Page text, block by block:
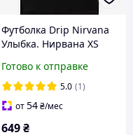
Футболка Drip Nirvana
Улыбка. Нирвана XS
Готово к отправке
5.0 (1)
от54₴/мес
649₴